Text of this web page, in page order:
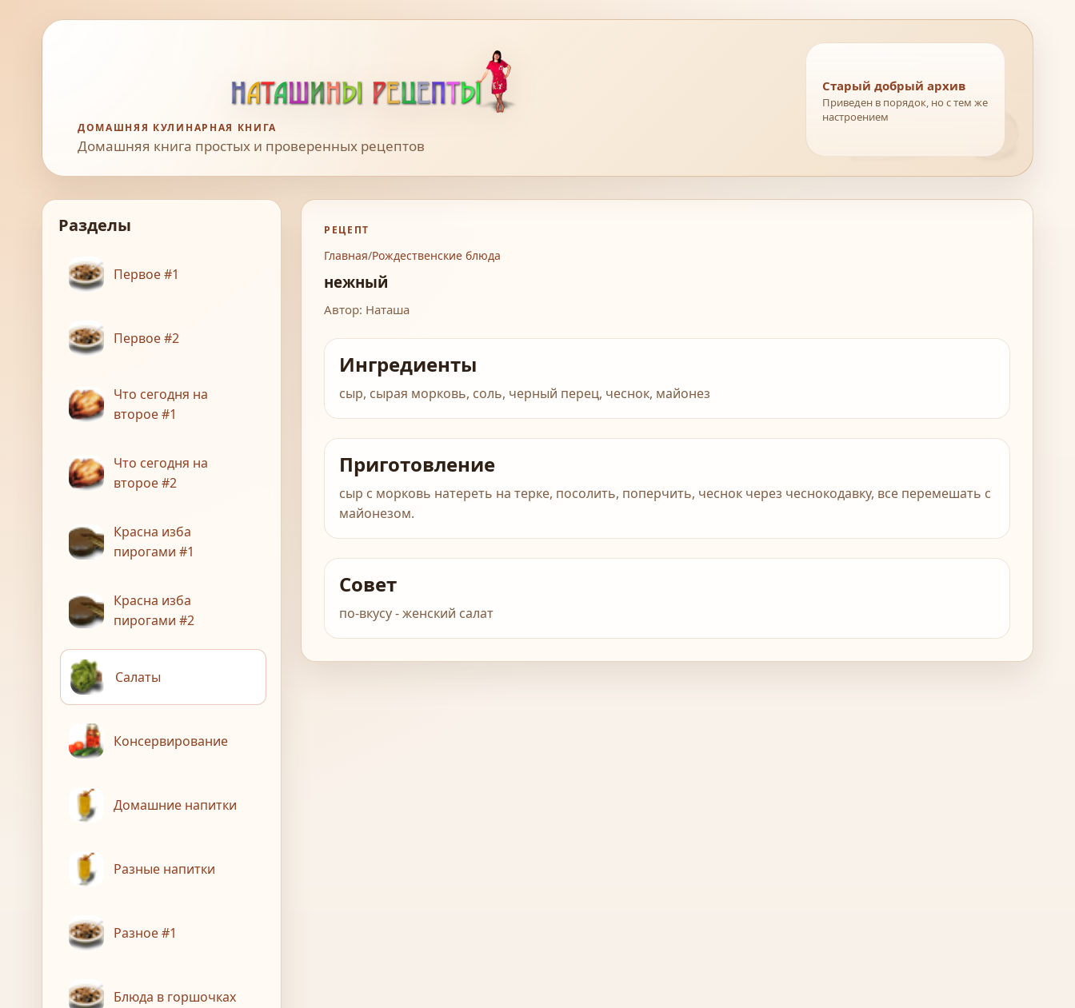
ДОМАШНЯЯ КУЛИНАРНАЯ КНИГА
Домашняя книга простых и проверенных рецептов
Старый добрый архив
Приведен в порядок, но с тем же
настроением
Разделы
Первое #1
Первое #2
Что сегодня на
второе #1
Что сегодня на
второе #2
Красна изба
пирогами #1
Красна изба
пирогами #2
Салаты
Консервирование
Домашние напитки
Разные напитки
Разное #1
Блюда в горшочках
РЕЦЕПТ
Главная/Рождественские блюда
нежный
Автор: Наташа
Ингредиенты
сыр, сырая морковь, соль, черный перец, чеснок, майонез
Приготовление
сыр с морковь натереть на терке, посолить, поперчить, чеснок через чеснокодавку, все перемешать с
майонезом.
Совет
по-вкусу - женский салат